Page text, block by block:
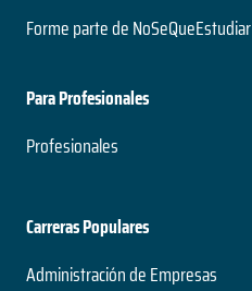
Forme parte de NoSeQueEstudiar
Para Profesionales
Profesionales
Carreras Populares
Administración de Empresas